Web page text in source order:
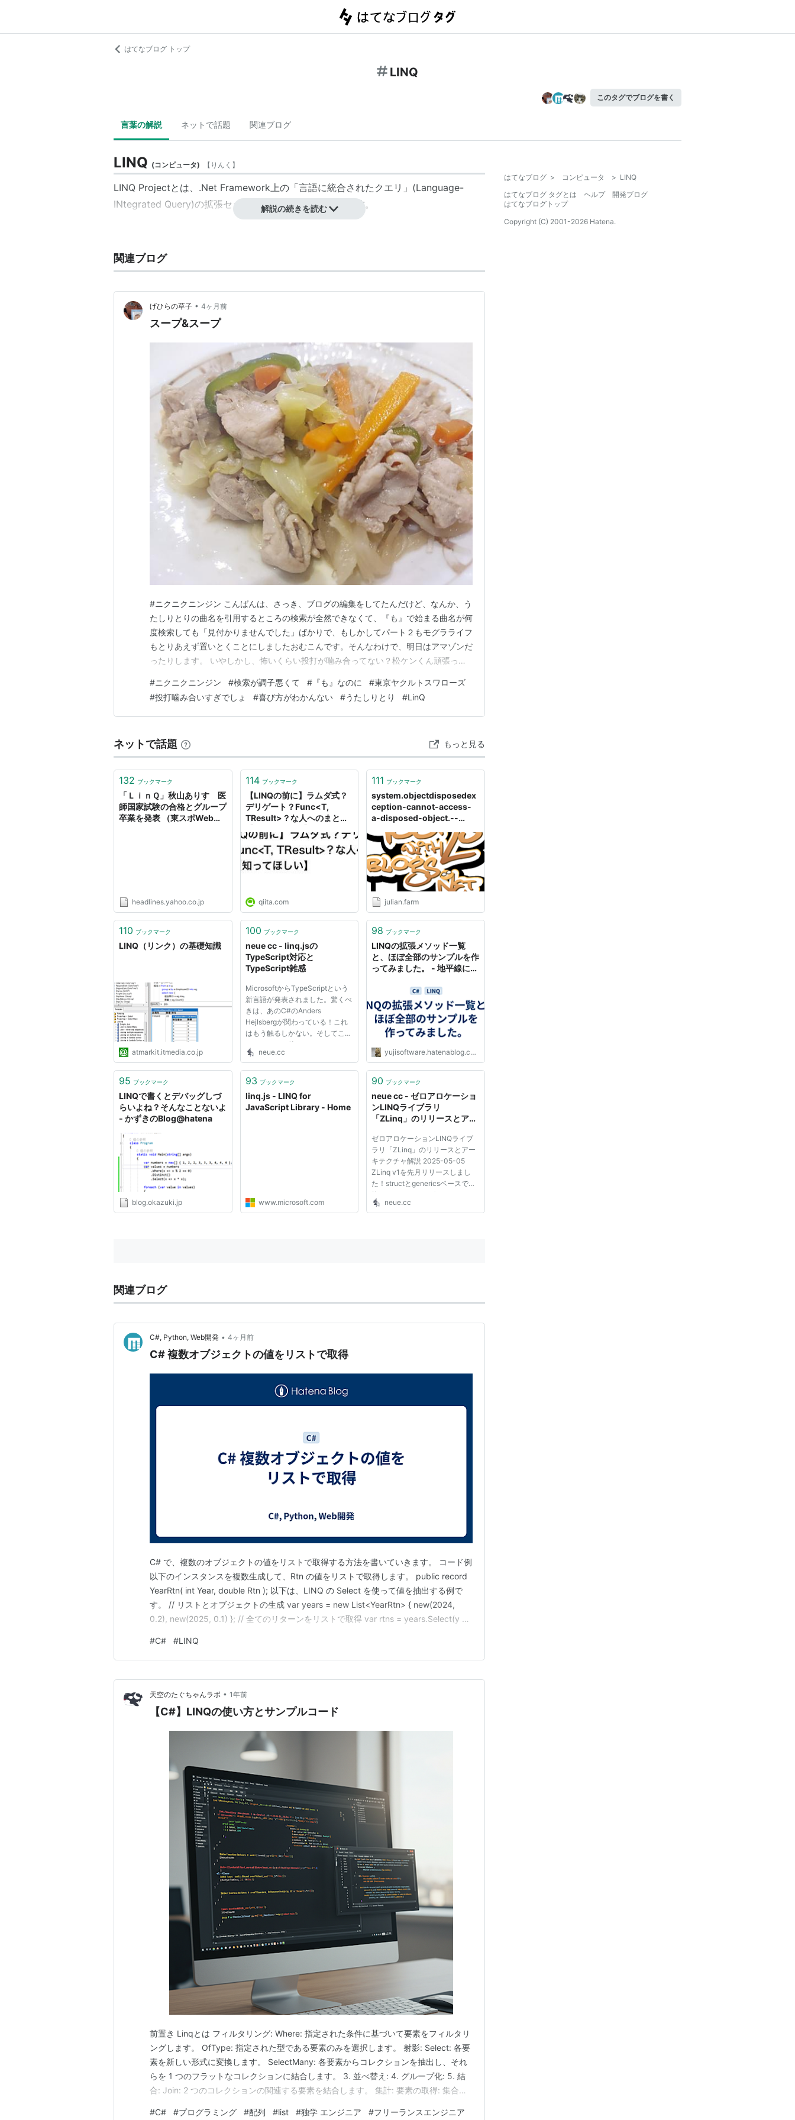
はてなブログ トップ
LINQ
このタグでブログを書く
言葉の解説 ネットで話題 関連ブログ
LINQ (コンピュータ) 【 りんく 】
LINQ Projectとは、.Net Framework上の「言語に統合されたクエリ」(Language-
INtegrated Query)の拡張セットを指すコードネームの名称。
解説の続きを読む
関連ブログ
げひらの草子 • 4ヶ月前
スープ&スープ
#ニクニクニンジン こんばんは、さっき、ブログの編集をしてたんだけど、なんか、う
たしりとりの曲名を引用するところの検索が全然できなくて、『も』で始まる曲名が何
度検索しても「見付かりませんでした」ばかりで、もしかしてパート２もモグラライフ
もとりあえず置いとくことにしましたおむこんです。そんなわけで、明日はアマゾンだ
ったりします。 いやしかし、怖いくらい投打が噛み合ってない？松ケンくん頑張った
つも負けてないって、なんか、喜び方がわかんなくて(笑) 靴紐LinQJ-
Pop¥255provided courtesy of i…
#ニクニクニンジン #検索が調子悪くて # 『も』なのに #東京ヤクルトスワローズ
#投打噛み合いすぎでしょ #喜び方がわかんない #うたしりとり #LinQ
ネットで話題 もっと見る
132 ブックマーク
「ＬｉｎＱ」秋山ありす 医
師国家試験の合格とグループ
卒業を発表 （東スポWeb）
headlines.yahoo.co.jp
114 ブックマーク
【LINQの前に】ラムダ式？
デリゲート？Func<T,
TResult>？な人へのまとめ
qiita.com
111 ブックマーク
system.objectdisposedex
ception-cannot-access-
a-disposed-object.--
julian.farm
110 ブックマーク
LINQ（リンク）の基礎知識
atmarkit.itmedia.co.jp
100 ブックマーク
neue cc - linq.jsの
TypeScript対応と
TypeScript雑感
MicrosoftからTypeScriptという
新言語が発表されました。驚くべ
きは、あのC#のAnders
Hejlsbergが関わっている！これ
はもう触るしかない。そしてこれ
はコンパイル後にJavaScriptにな
る言語(CoffeeとかJSXとかみた
応させるしかない！というわけ
Enumerabl...
neue.cc
98 ブックマーク
LINQの拡張メソッド一覧
と、ほぼ全部のサンプルを作
ってみました。 - 地平線に行
yujisoftware.hatenablog.com
95 ブックマーク
LINQで書くとデバッグしづ
らいよね？そんなことないよ
- かずきのBlog@hatena
blog.okazuki.jp
93 ブックマーク
linq.js - LINQ for
JavaScript Library - Home
www.microsoft.com
90 ブックマーク
neue cc - ゼロアロケーショ
ンLINQライブラリ
「ZLinq」のリリースとアー
ゼロアロケーションLINQライブ
ラリ「ZLinq」のリリースとアー
キテクチャ解説 2025-05-05
ZLinq v1を先月リリースしまし
た！structとgenericsベースで構
築することによりゼロアロケーシ
ョンを達成しています。また
neue.cc
関連ブログ
C#, Python, Web開発 • 4ヶ月前
C# 複数オブジェクトの値をリストで取得
C# で、複数のオブジェクトの値をリストで取得する方法を書いていきます。 コード例
以下のインスタンスを複数生成して、Rtn の値をリストで取得します。 public record
YearRtn( int Year, double Rtn ); 以下は、LINQ の Select を使って値を抽出する例で
す。 // リストとオブジェクトの生成 var years = new List<YearRtn> { new(2024,
0.2), new(2025, 0.1) }; // 全てのリターンをリストで取得 var rtns = years.Select(y =>
#C# #LINQ
天空のたぐちゃんラボ • 1年前
【C#】LINQの使い方とサンプルコード
前置き Linqとは フィルタリング: Where: 指定された条件に基づいて要素をフィルタリ
ングします。 OfType: 指定された型である要素のみを選択します。 射影: Select: 各要
素を新しい形式に変換します。 SelectMany: 各要素からコレクションを抽出し、それ
らを 1 つのフラットなコレクションに結合します。 3. 並べ替え: 4. グループ化: 5. 結
合: Join: 2 つのコレクションの関連する要素を結合します。 集計: 要素の取得: 集合操
#C# #プログラミング #配列 #list #独学 エンジニア #フリーランスエンジニア
はてなブログ > コンピュータ > LINQ
はてなブログ タグとは
ヘルプ
開発ブログ
はてなブログトップ
Copyright (C) 2001-2026 Hatena.